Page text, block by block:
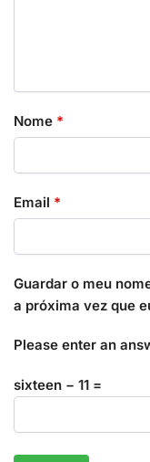
Nome *
Email *
Guardar o meu
a próxima vez que
Please enter an
sixteen − 11 =